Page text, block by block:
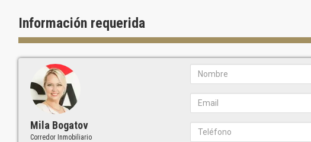
Información requerida
Mila Bogatov
Corredor Inmobiliario